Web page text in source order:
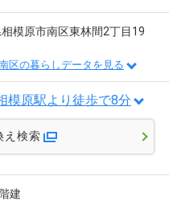
模原市南区東林間2丁目19
区の暮らしデータを見る
模原駅より徒歩で8分
え検索
建